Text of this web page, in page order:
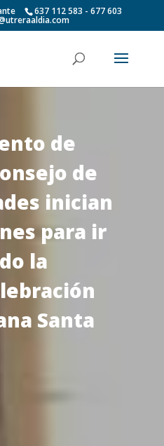
637 112 583 - 677 603
de
de
inician
para ir
la
Santa